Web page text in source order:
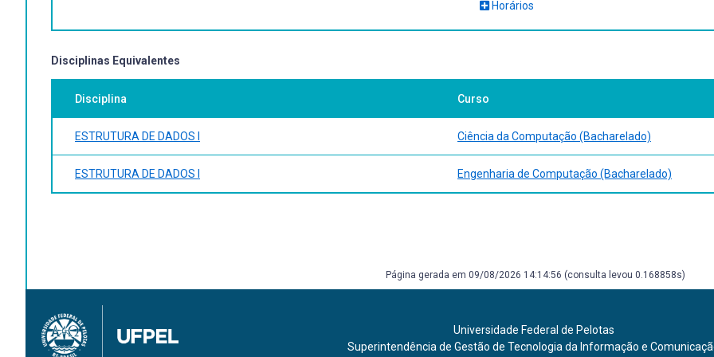
• Conceito de Árvores
• Árvores auto-balanceadas (AVL, Vermelho-e-Preta)
Horários
Disciplinas Equivalentes
Disciplina Curso
ESTRUTURA DE DADOS I Ciência da Computação (Bacharelado)
ESTRUTURA DE DADOS I Engenharia de Computação (Bacharelado)
Página gerada em 09/08/2026 14:14:56 (consulta levou 0.168858s)
Universidade Federal de Pelotas
Superintendência de Gestão de Tecnologia da Informação e